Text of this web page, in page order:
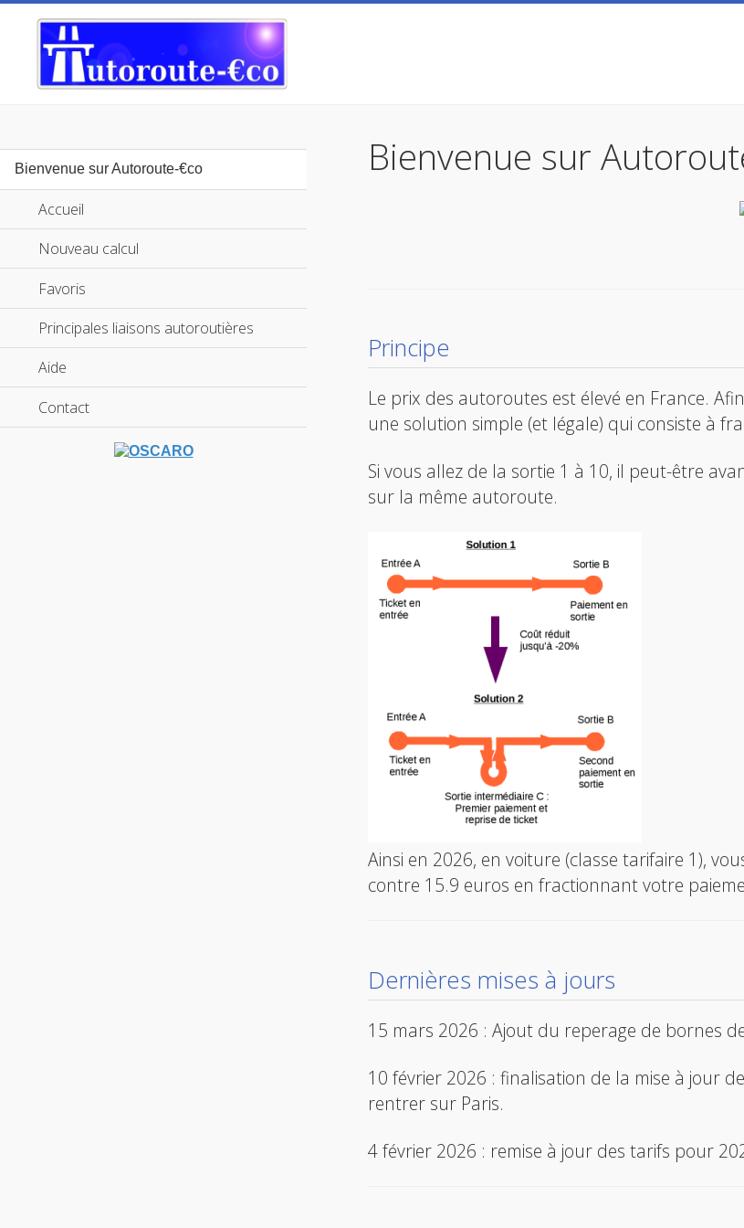
Bienvenue sur Autoroute-€co
Accueil
Nouveau calcul
Favoris
Principales liaisons autoroutières
Aide
Contact
Bienvenue sur
Principe
Le prix des autoroutes est élevé en France.
une solution simple (et légale) qui consiste à
Si vous allez de la sortie 1 à 10, il peut-être
sur la même autoroute.
Ainsi en 2026, en voiture (classe tarifaire 1),
contre 15.9 euros en fractionnant votre
Dernières mises à jours
15 mars 2026 : Ajout du reperage de bornes
10 février 2026 : finalisation de la mise à jour
rentrer sur Paris.
4 février 2026 : remise à jour des tarifs pour